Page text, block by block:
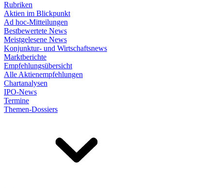
Rubriken
Aktien im Blickpunkt
Ad hoc-Mitteilungen
Bestbewertete News
Meistgelesene News
Konjunktur- und Wirtschaftsnews
Marktberichte
Empfehlungsübersicht
Alle Aktienempfehlungen
Chartanalysen
IPO-News
Termine
Themen-Dossiers